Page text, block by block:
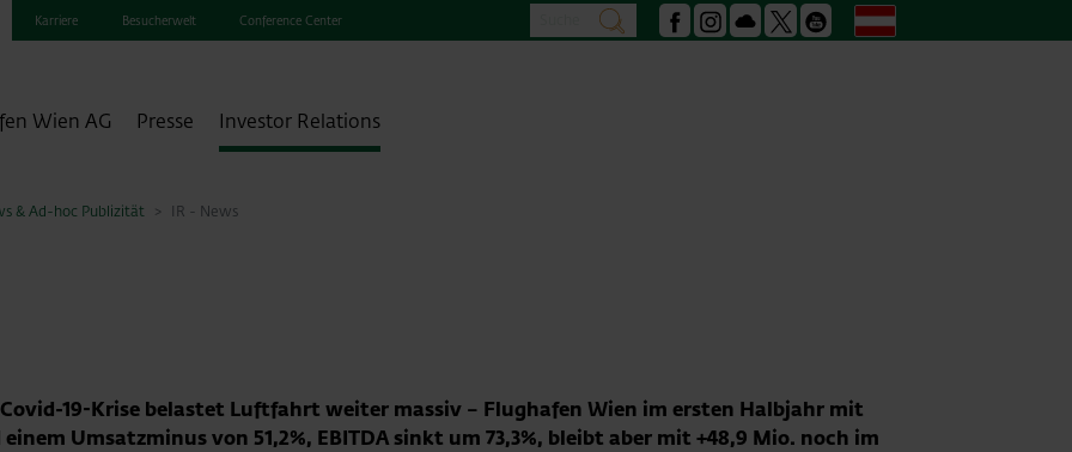
Karriere Besucherwelt Conference Center suchen Facebook
Instagram
Podcast YoutubeDeutsch
Wien AG Presse Investor Relations
& Ad-hoc Publizität IR - News
19-Krise belastet Luftfahrt weiter massiv – Flughafen Wien im ersten Halbjahr mit
Umsatzminus von 51,2%, EBITDA sinkt um 73,3%, bleibt aber mit +48,9 Mio. noch im